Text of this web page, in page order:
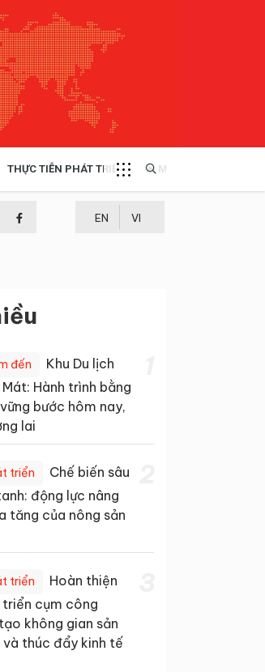
THỰC TIỄN PHÁT TRIỂN MULTIMEDIA
EN VI
đến
Khu Du lịch
Hành trình bằng
bước hôm nay,
lai
triển
Chế biến sâu
động lực nâng
tăng của nông sản
triển
Hoàn thiện
cụm công
không gian sản
thúc đẩy kinh tế